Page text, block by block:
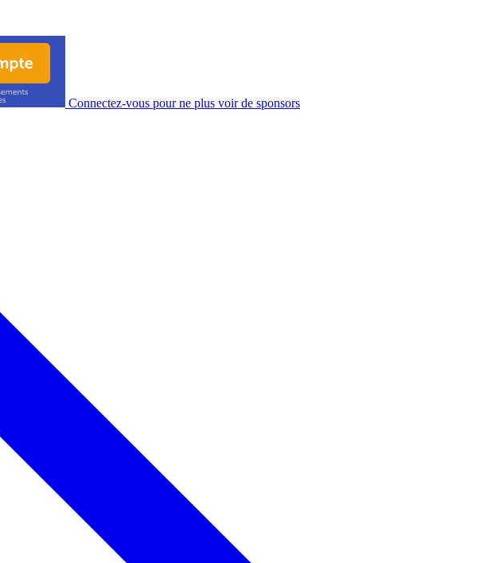
Connectez-vous pour ne plus voir de sponsors